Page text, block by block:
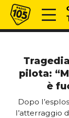
Vai al contenuto
Radio 105
pilota:
è
Dopo
l’atterraggio